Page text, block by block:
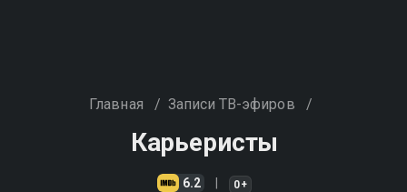
Главная / Записи ТВ-эфиров /
Карьеристы
6.2 0+